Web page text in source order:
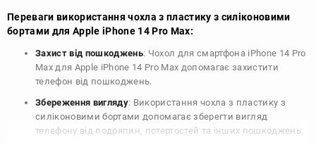
Переваги використання чохла з пластику з силіконовими
бортами для Apple iPhone 14 Pro Max:
Захист від пошкоджень: Чохол для смартфона iPhone 14 Pro
Max для Apple iPhone 14 Pro Max допомагає захистити
телефон від пошкоджень.
Збереження вигляду: Використання чохла з пластику з
силіконовими бортами допомагає зберегти вигляд
телефону від подряпин, потертостей та інших пошкоджень.